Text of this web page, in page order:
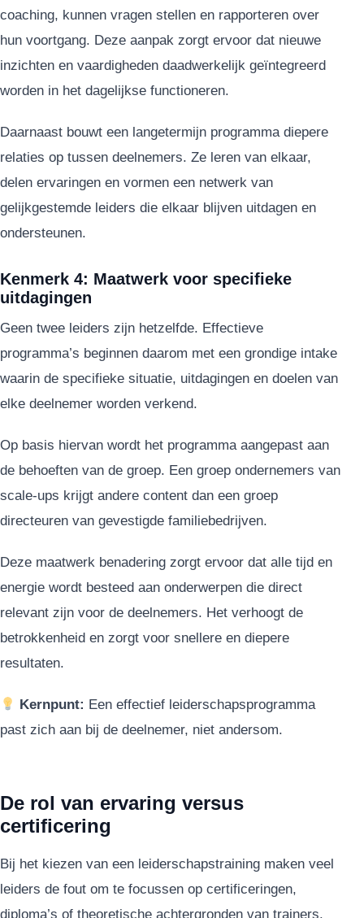
coaching, kunnen vragen stellen en rapporteren over
hun voortgang. Deze aanpak zorgt ervoor dat nieuwe
inzichten en vaardigheden daadwerkelijk geïntegreerd
worden in het dagelijkse functioneren.
Daarnaast bouwt een langetermijn programma diepere
relaties op tussen deelnemers. Ze leren van elkaar,
delen ervaringen en vormen een netwerk van
gelijkgestemde leiders die elkaar blijven uitdagen en
ondersteunen.
Kenmerk 4: Maatwerk voor specifieke
uitdagingen
Geen twee leiders zijn hetzelfde. Effectieve
programma’s beginnen daarom met een grondige intake
waarin de specifieke situatie, uitdagingen en doelen van
elke deelnemer worden verkend.
Op basis hiervan wordt het programma aangepast aan
de behoeften van de groep. Een groep ondernemers van
scale-ups krijgt andere content dan een groep
directeuren van gevestigde familiebedrijven.
Deze maatwerk benadering zorgt ervoor dat alle tijd en
energie wordt besteed aan onderwerpen die direct
relevant zijn voor de deelnemers. Het verhoogt de
betrokkenheid en zorgt voor snellere en diepere
resultaten.
Kernpunt: Een effectief leiderschapsprogramma
past zich aan bij de deelnemer, niet andersom.
De rol van ervaring versus
certificering
Bij het kiezen van een leiderschapstraining maken veel
leiders de fout om te focussen op certificeringen,
diploma’s of theoretische achtergronden van trainers.